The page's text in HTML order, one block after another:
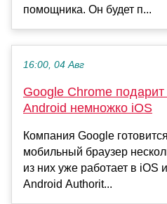
помощника. Он будет п...
16:00, 04 Авг
Google Chrome
Android немножко iOS
Компания Google
мобильный браузер
из них уже работает в iOS
Android Authorit...